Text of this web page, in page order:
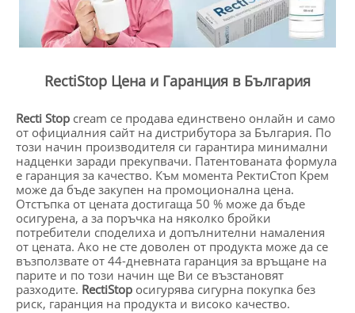
RectiStop Цена и Гаранция в България
Recti Stop cream се продава единствено онлайн и само
от официалния сайт на дистрибутора за България. По
този начин производителя си гарантира минимални
надценки заради прекупвачи. Патентованата формула
е гаранция за качество. Към момента РектиСтоп Крем
може да бъде закупен на промоционална цена.
Отстъпка от цената достигаща 50 % може да бъде
осигурена, а за поръчка на няколко бройки
потребители споделиха и допълнителни намаления
от цената. Ако не сте доволен от продукта може да се
възползвате от 44-дневната гаранция за връщане на
парите и по този начин ще Ви се възстановят
разходите. RectiStop осигурява сигурна покупка без
риск, гаранция на продукта и високо качество.